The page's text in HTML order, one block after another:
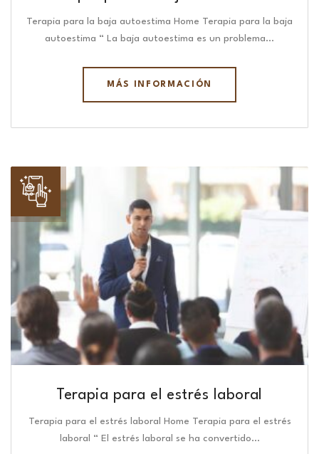
Terapia para la baja autoestima Home Terapia para la baja
autoestima “ La baja autoestima es un problema…
MÁS INFORMACIÓN
Terapia para el estrés laboral
Terapia para el estrés laboral Home Terapia para el estrés
laboral “ El estrés laboral se ha convertido…